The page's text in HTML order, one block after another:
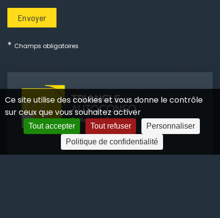
Envoyer
* Champs obligatoires
09 82 46 24 31
Ce site utilise des cookies et vous donne le contrôle
sur ceux que vous souhaitez activer
Tout accepter Tout refuser
Personnaliser
Politique de confidentialité